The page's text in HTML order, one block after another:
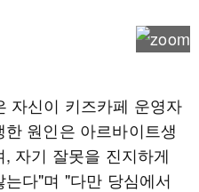
자신이 키즈카페 운영자
원인은 아르바이트생
자기 잘못을 진지하게
다"며 "다만 당심에서